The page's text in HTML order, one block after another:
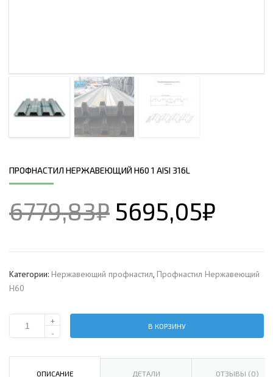
ПРОФНАСТИЛ НЕРЖАВЕЮЩИЙ Н60 1 AISI 316L
6779,83₽ 5695,05₽
Категории: Нержавеющий профнастил Профнастил Hержавеющий
Н60
Количество
нержавеющий
+
-
В КОРЗИНУ
ОПИСАНИЕ ДЕТАЛИ ОТЗЫВЫ (0)